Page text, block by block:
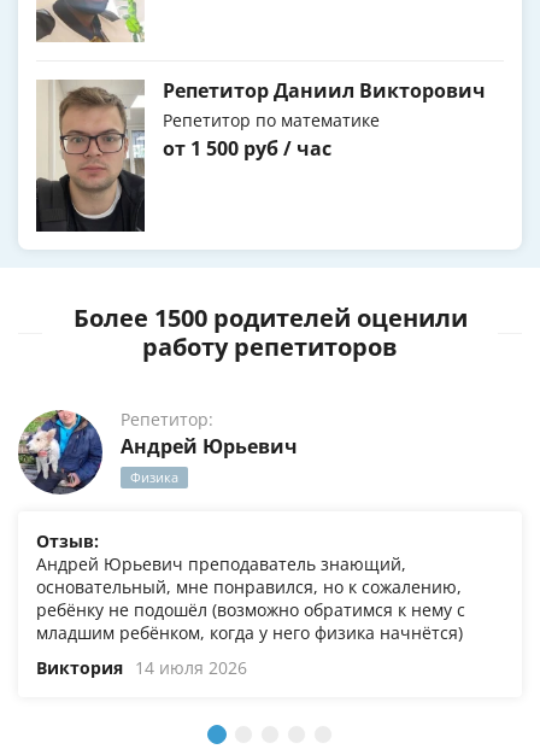
Репетитор Даниил Викторович
Репетитор по математике
от 1 500 руб / час
Более 1500 родителей оценили
работу репетиторов
Репетитор:
Андрей Юрьевич
Физика
Отзыв:
Андрей Юрьевич преподаватель знающий,
основательный, мне понравился, но к сожалению,
ребёнку не подошёл (возможно обратимся к нему с
младшим ребёнком, когда у него физика начнётся)
Виктория 14 июля 2026